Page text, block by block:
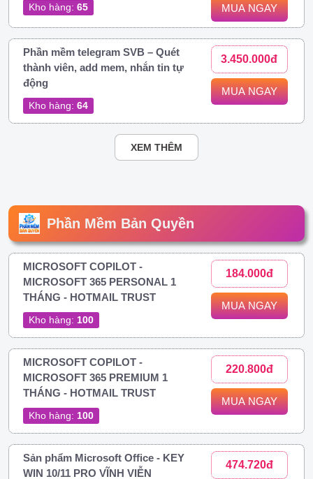
Kho hàng: 65 MUA NGAY
Phần mềm telegram SVB – Quét
thành viên, add mem, nhắn tin tự
động
Kho hàng: 64
3.450.000đ
MUA NGAY
XEM THÊM
Phần Mềm Bản Quyền
MICROSOFT COPILOT -
MICROSOFT 365 PERSONAL 1
THÁNG - HOTMAIL TRUST
Kho hàng: 100
184.000đ
MUA NGAY
MICROSOFT COPILOT -
MICROSOFT 365 PREMIUM 1
THÁNG - HOTMAIL TRUST
Kho hàng: 100
220.800đ
MUA NGAY
Sản phẩm Microsoft Office - KEY
WIN 10/11 PRO VĨNH VIỄN
474.720đ